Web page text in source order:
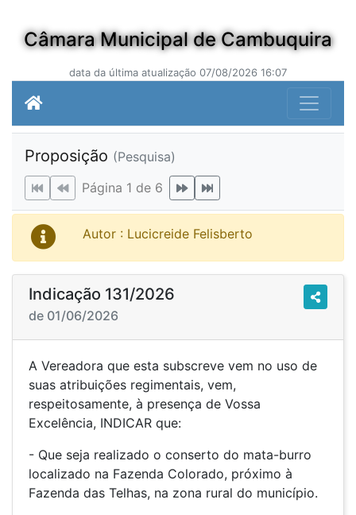
Câmara Municipal de Cambuquira
data da última atualização 07/08/2026 16:07
Proposição (Pesquisa)
Página 1 de 6
Autor : Lucicreide Felisberto
Indicação 131/2026
de 01/06/2026
A Vereadora que esta subscreve vem no uso de
suas atribuições regimentais, vem,
respeitosamente, à presença de Vossa
Excelência, INDICAR que:
- Que seja realizado o conserto do mata-burro
localizado na Fazenda Colorado, próximo à
Fazenda das Telhas, na zona rural do município.